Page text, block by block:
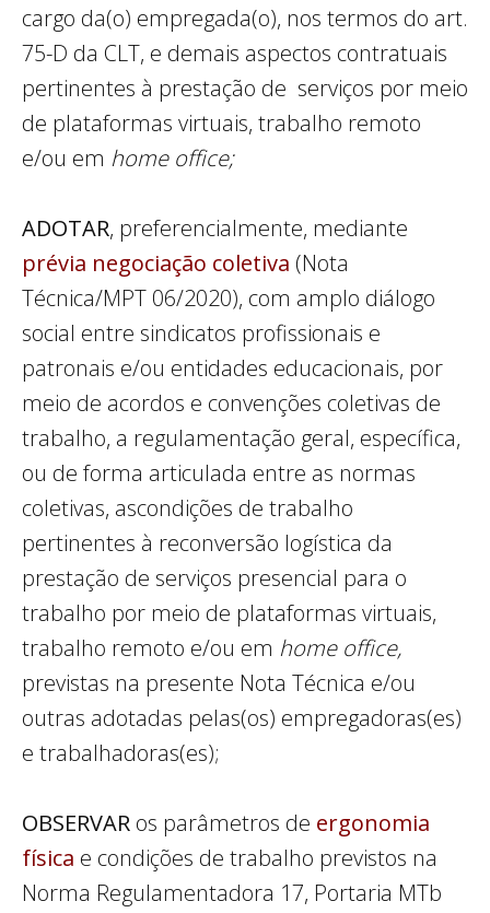
cargo da(o) empregada(o), nos termos do art.
75-D da CLT, e demais aspectos contratuais
pertinentes à prestação de serviços por meio
de plataformas virtuais, trabalho remoto
e/ou em home office;
ADOTAR, preferencialmente, mediante
prévia negociação coletiva (Nota
Técnica/MPT 06/2020), com amplo diálogo
social entre sindicatos profissionais e
patronais e/ou entidades educacionais, por
meio de acordos e convenções coletivas de
trabalho, a regulamentação geral, específica,
ou de forma articulada entre as normas
coletivas, ascondições de trabalho
pertinentes à reconversão logística da
prestação de serviços presencial para o
trabalho por meio de plataformas virtuais,
trabalho remoto e/ou em home office,
previstas na presente Nota Técnica e/ou
outras adotadas pelas(os) empregadoras(es)
e trabalhadoras(es);
OBSERVAR os parâmetros de ergonomia
física e condições de trabalho previstos na
Norma Regulamentadora 17, Portaria MTb